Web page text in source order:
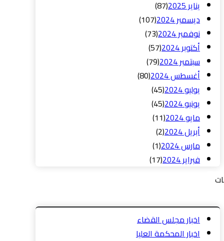
يناير 2025
(87)
ديسمبر 2024
(107)
نوفمبر 2024
(73)
أكتوبر 2024
(57)
سبتمبر 2024
(79)
أغسطس 2024
(80)
يوليو 2024
(45)
يونيو 2024
(45)
مايو 2024
(11)
أبريل 2024
(2)
مارس 2024
(1)
فبراير 2024
(17)
اخبار مجلس القضاء
اخبار المحكمة العليا